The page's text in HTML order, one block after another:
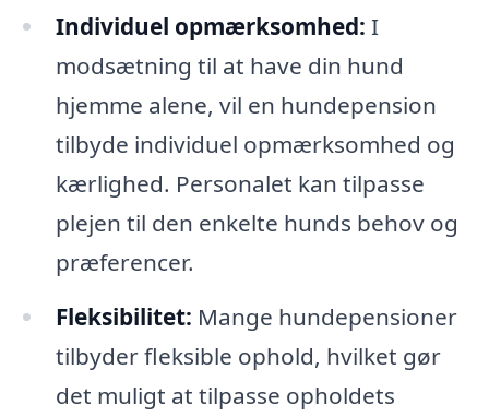
Individuel opmærksomhed: I
modsætning til at have din hund
hjemme alene, vil en hundepension
tilbyde individuel opmærksomhed og
kærlighed. Personalet kan tilpasse
plejen til den enkelte hunds behov og
præferencer.
Fleksibilitet: Mange hundepensioner
tilbyder fleksible ophold, hvilket gør
det muligt at tilpasse opholdets